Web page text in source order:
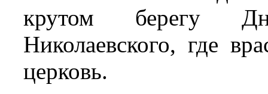
крутом берегу
Николаевского, где
церковь.